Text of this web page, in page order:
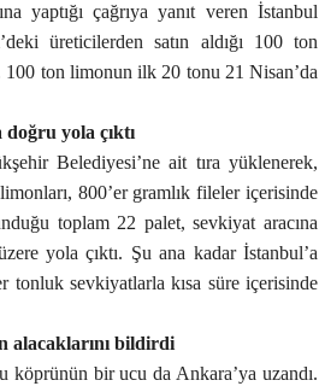
yaptığı çağrıya yanıt veren İstanbul
üreticilerden satın aldığı 100 ton
ton limonun ilk 20 tonu 21 Nisan’da
yola çıktı
Belediyesi’ne ait tıra yüklenerek,
800’er gramlık fileler içerisinde
toplam 22 palet, sevkiyat aracına
yola çıktı. Şu ana kadar İstanbul’a
sevkiyatlarla kısa süre içerisinde
alacaklarını bildirdi
köprünün bir ucu da Ankara’ya uzandı.